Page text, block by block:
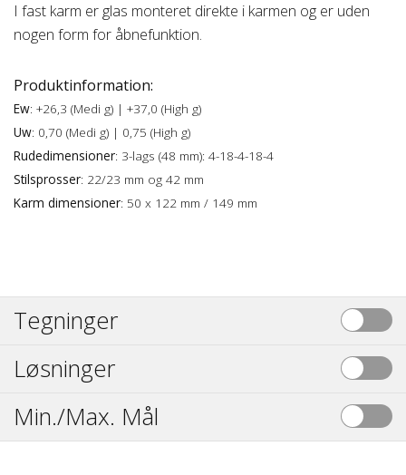
I fast karm er glas monteret direkte i karmen og er uden
nogen form for åbnefunktion.
Produktinformation:
Ew: +26,3 (Medi g) | +37,0 (High g)
Uw: 0,70 (Medi g) | 0,75 (High g)
Rudedimensioner: 3-lags (48 mm): 4-18-4-18-4
Stilsprosser: 22/23 mm og 42 mm
Karm dimensioner: 50 x 122 mm / 149 mm
Tegninger
Løsninger
Min./Max. Mål